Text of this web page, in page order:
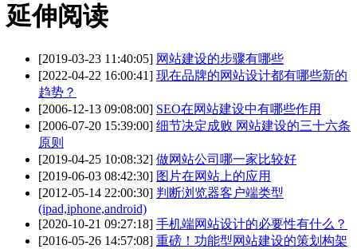
延伸阅读
[2019-03-23 11:40:05] 网站建设的步骤有哪些
[2022-04-22 16:00:41] 现在品牌的网站设计都有哪些新的
趋势？
[2006-12-13 09:08:00] SEO在网站建设中有哪些作用
[2006-07-20 15:39:00] 细节决定成败 网站建设的三十六条
原则
[2019-04-25 10:08:32] 做网站公司哪一家比较好
[2019-06-03 08:42:30] 图片在网站上的应用
[2012-05-14 22:00:30] 判断浏览器客户端类型
(ipad,iphone,android)
[2020-10-21 09:27:18] 手机端网站设计的必要性有什么？
[2016-05-26 14:57:08] 重磅！功能型网站建设的策划构架